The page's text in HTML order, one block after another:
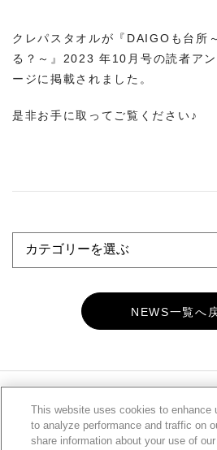
クレパスタオルが『DAIGOも台所
る？～』2023 年10月号の読者ア
ージに掲載されました。
是非お手に取ってご覧ください♪
NEWS一覧へ
Do Not Sell My
This website uses cookies to enhance
to analyze performance and traffic on
share information about your use of